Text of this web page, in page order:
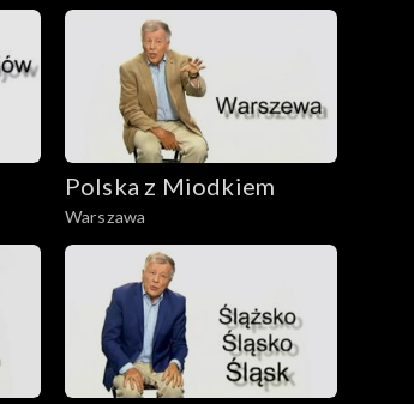
Polska z Miodkiem
Warszawa